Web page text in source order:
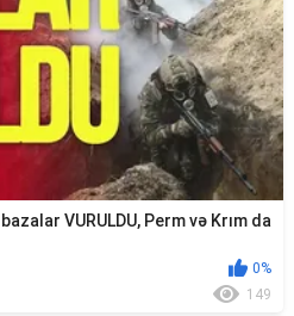
VURULDU, Perm və Krım da
0%
149